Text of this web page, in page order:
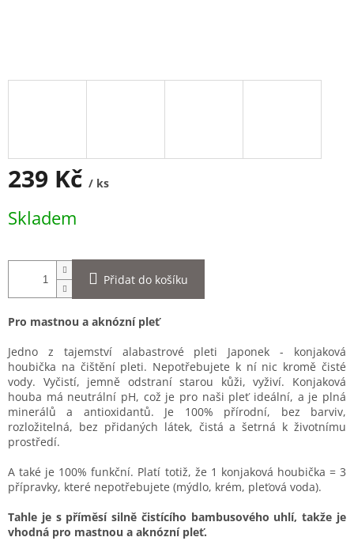
239 Kč / ks
cena:
Skladem
Přidat do košíku
Pro mastnou a aknózní pleť
Jedno z tajemství alabastrové pleti Japonek - konjaková
houbička na čištění pleti. Nepotřebujete k ní nic kromě čisté
vody. Vyčistí, jemně odstraní starou kůži, vyživí. Konjaková
houba má neutrální pH, což je pro naši pleť ideální, a je plná
minerálů a antioxidantů. Je 100% přírodní, bez barviv,
rozložitelná, bez přidaných látek, čistá a šetrná k životnímu
prostředí.
A také je 100% funkční. Platí totiž, že 1 konjaková houbička = 3
přípravky, které nepotřebujete (mýdlo, krém, pleťová voda).
Tahle je s příměsí silně čistícího bambusového uhlí, takže je
vhodná pro mastnou a aknózní pleť.